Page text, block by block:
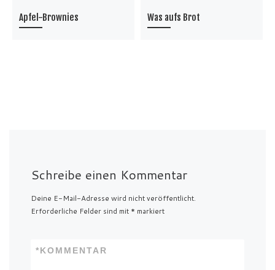
Apfel-Brownies Was aufs Brot
Schreibe einen Kommentar
Deine E-Mail-Adresse wird nicht veröffentlicht.
Erforderliche Felder sind mit * markiert
KOMMENTAR
*